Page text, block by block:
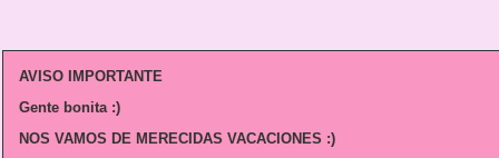
AVISO IMPORTANTE
Gente bonita :)
NOS VAMOS DE MERECIDAS VACACIONES :)